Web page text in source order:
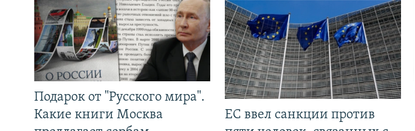
Подарок от "Русского мира".
Какие книги Москва
ЕС ввел санкции против